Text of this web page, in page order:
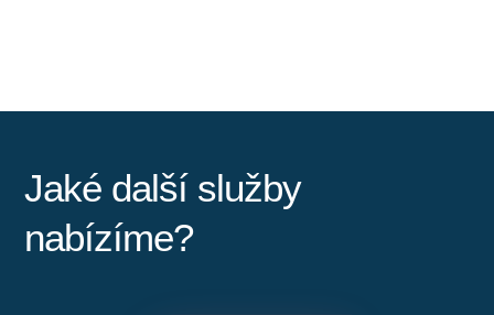
Jaké další služby
nabízíme?